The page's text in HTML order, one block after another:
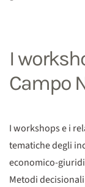
I
Campo
I workshops e i
tematiche degli
economico-
Metodi